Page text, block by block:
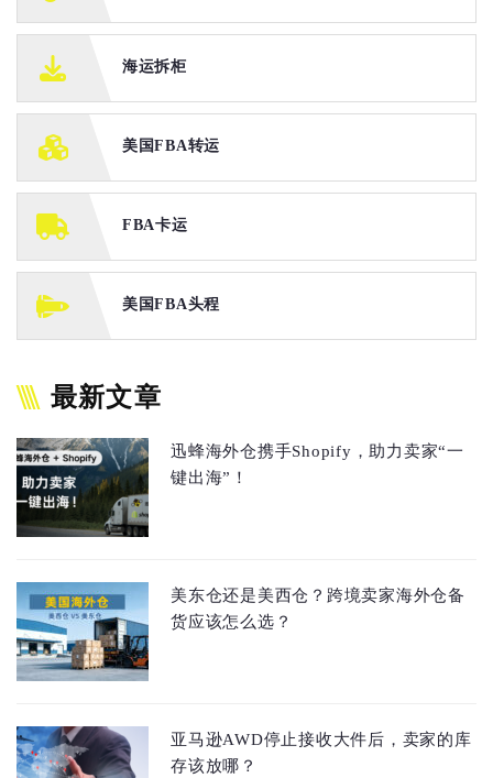
海运拆柜
美国FBA转运
FBA卡运
美国FBA头程
最新文章
迅蜂海外仓携手Shopify，助力卖家“一
键出海”！
美东仓还是美西仓？跨境卖家海外仓备
货应该怎么选？
亚马逊AWD停止接收大件后，卖家的库
存该放哪？